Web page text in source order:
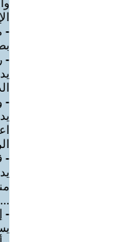
-
-
-
-
...
-